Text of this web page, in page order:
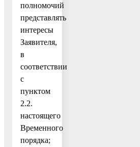
полномочий
представлять
интересы
Заявителя,
в
соответствии
с
пунктом
2.2.
настоящего
Временного
порядка;